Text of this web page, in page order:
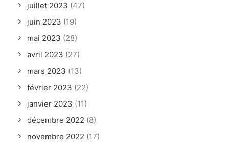
juillet 2023 (47)
juin 2023 (19)
mai 2023 (28)
avril 2023 (27)
mars 2023 (13)
février 2023 (22)
janvier 2023 (11)
décembre 2022 (8)
novembre 2022 (17)